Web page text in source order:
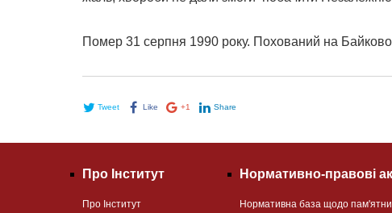
Помер 31 серпня 1990 року. Похований на
Tweet Like +1 Share
Про Інститут
Про Інститут
Нормативно-правові
Нормативна база щодо